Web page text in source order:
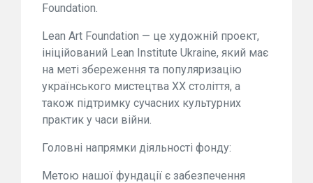
Foundation.
Lean Art Foundation — це художній проект,
ініційований Lean Institute Ukraine, який має
на меті збереження та популяризацію
українського мистецтва XX століття, а
також підтримку сучасних культурних
практик у часи війни.
Головні напрямки діяльності фонду:
Метою нашої фундації є забезпечення